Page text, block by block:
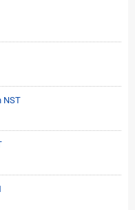
NST